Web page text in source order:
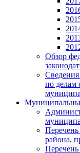
Обзор
по делам
района,